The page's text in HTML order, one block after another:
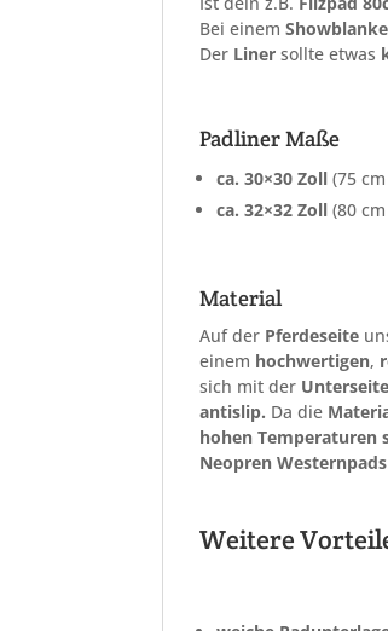
Bei einem
Der Liner sollte etwas
Padliner Maße
ca. 30×30 Zoll (75
ca. 32×32 Zoll (80
Material
Auf der Pferdeseite
einem hochwertigen,
sich mit der Unterseite
antislip. Da die
hohen Temperaturen
Neopren Westernpads
Weitere